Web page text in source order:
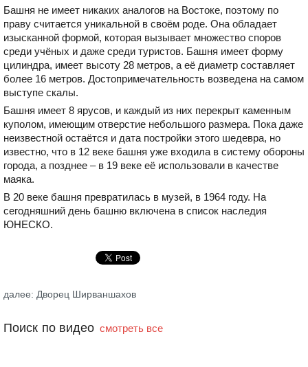
Башня не имеет никаких аналогов на Востоке, поэтому по
праву считается уникальной в своём роде. Она обладает
изысканной формой, которая вызывает множество споров
среди учёных и даже среди туристов. Башня имеет форму
цилиндра, имеет высоту 28 метров, а её диаметр составляет
более 16 метров. Достопримечательность возведена на самом
выступе скалы.
Башня имеет 8 ярусов, и каждый из них перекрыт каменным
куполом, имеющим отверстие небольшого размера. Пока даже
неизвестной остаётся и дата постройки этого шедевра, но
известно, что в 12 веке башня уже входила в систему обороны
города, а позднее – в 19 веке её использовали в качестве
маяка.
В 20 веке башня превратилась в музей, в 1964 году. На
сегодняшний день башню включена в список наследия
ЮНЕСКО.
далее: Дворец Ширваншахов
Поиск по видео смотреть все